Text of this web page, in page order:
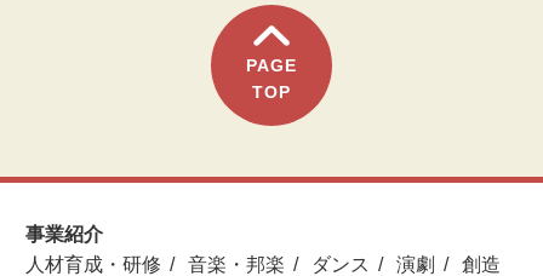
PAGE
TOP
事業紹介
人材育成・研修
音楽・邦楽 ダンス 演劇
創造